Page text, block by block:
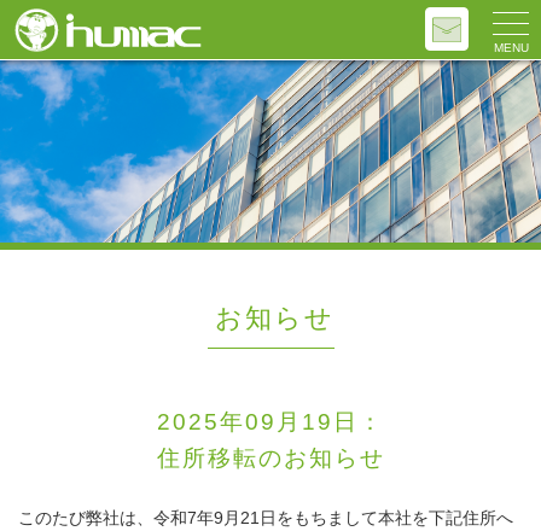
お知らせ
2025年09月19日：
住所移転のお知らせ
このたび弊社は、令和7年9月21日をもちまして本社を下記住所へ
MENU